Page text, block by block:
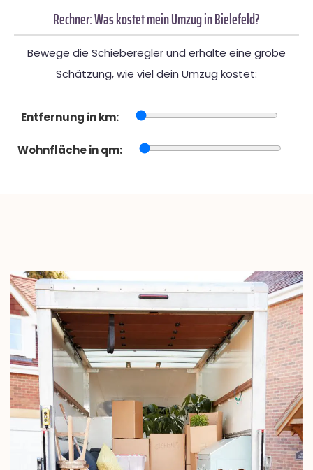
Rechner: Was kostet mein Umzug in Bielefeld?
Bewege die Schieberegler und erhalte eine grobe
Schätzung, wie viel dein Umzug kostet:
Entfernung in km:
Wohnfläche in qm: